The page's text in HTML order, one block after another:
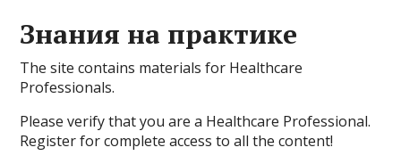
Знания на практике
The site contains materials for Healthcare
Professionals.
Please verify that you are a Healthcare Professional.
Register for complete access to all the content!